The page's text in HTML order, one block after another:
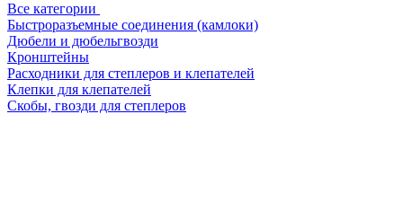
Все категории
Быстроразъемные соединения (камлоки)
Дюбели и дюбельгвозди
Кронштейны
Расходники для степлеров и клепателей
Клепки для клепателей
Скобы, гвозди для степлеров